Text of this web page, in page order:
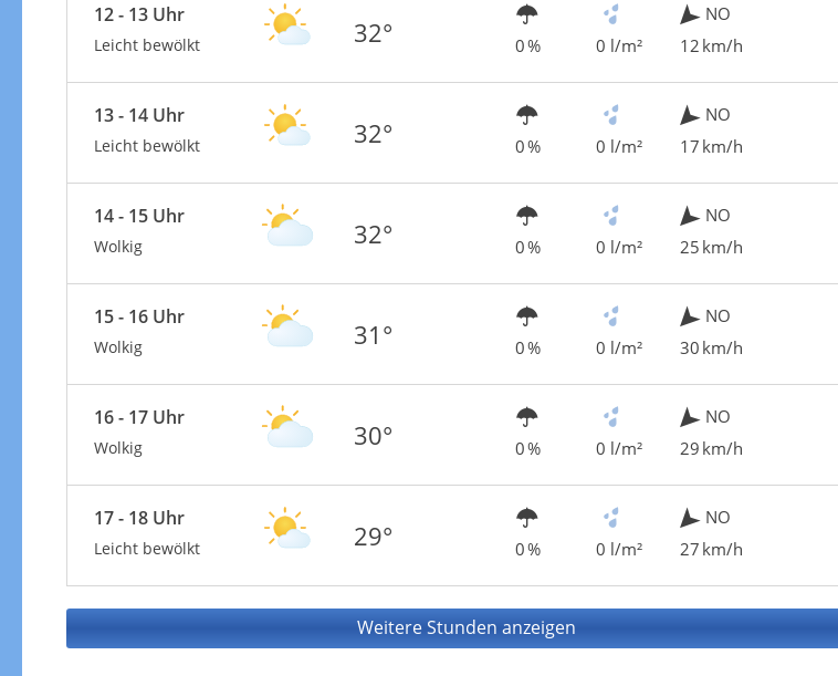
12 - 13 Uhr
Leicht bewölkt 32° 0 % 0 l/m²
NO
12 km/h
13 - 14 Uhr
Leicht bewölkt 32° 0 % 0 l/m²
NO
17 km/h
14 - 15 Uhr
Wolkig 32° 0 % 0 l/m²
NO
25 km/h
15 - 16 Uhr
Wolkig 31° 0 % 0 l/m²
NO
30 km/h
16 - 17 Uhr
Wolkig 30° 0 % 0 l/m²
NO
29 km/h
17 - 18 Uhr
Leicht bewölkt 29° 0 % 0 l/m²
NO
27 km/h
Weitere Stunden anzeigen